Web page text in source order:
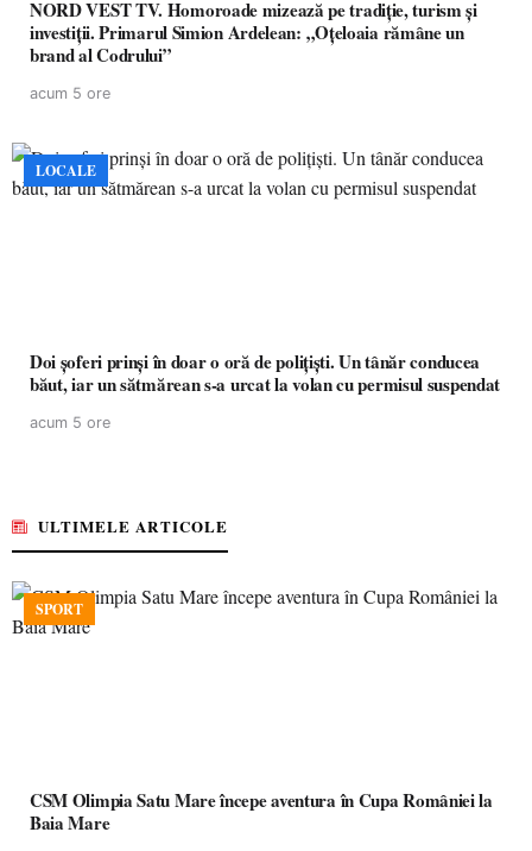
NORD VEST TV. Homoroade mizează pe tradiție, turism și
investiții. Primarul Simion Ardelean: „Oțeloaia rămâne un
brand al Codrului”
acum 5 ore
LOCALE
Doi șoferi prinși în doar o oră de polițiști. Un tânăr conducea
băut, iar un sătmărean s-a urcat la volan cu permisul suspendat
acum 5 ore
ULTIMELE ARTICOLE
SPORT
CSM Olimpia Satu Mare începe aventura în Cupa României la
Baia Mare